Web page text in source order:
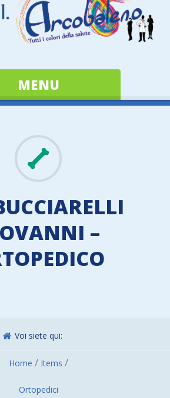
MENU
–
Voi siete qui:
Home / Items /
Ortopedici